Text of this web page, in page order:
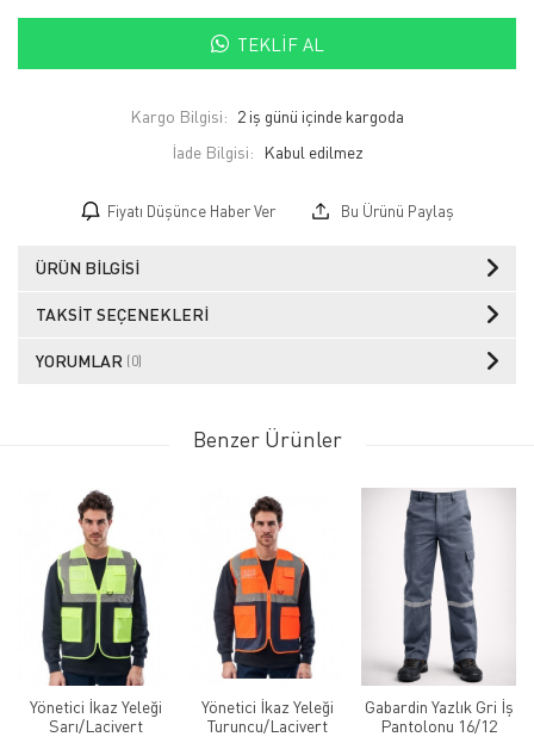
TEKLIF AL
Kargo Bilgisi: 2 iş günü içinde kargoda
İade Bilgisi:
Fiyatı Düşünce Haber Ver Bu Ürünü Paylaş
ÜRÜN BILGISI
TAKSIT SEÇENEKLERI
YORUMLAR (0)
Benzer Ürünler
Yönetici İkaz Yeleği
Sarı/Lacivert
Yönetici İkaz Yeleği
Turuncu/Lacivert
Gabardin Yazlık Gri İş
Pantolonu 16/12